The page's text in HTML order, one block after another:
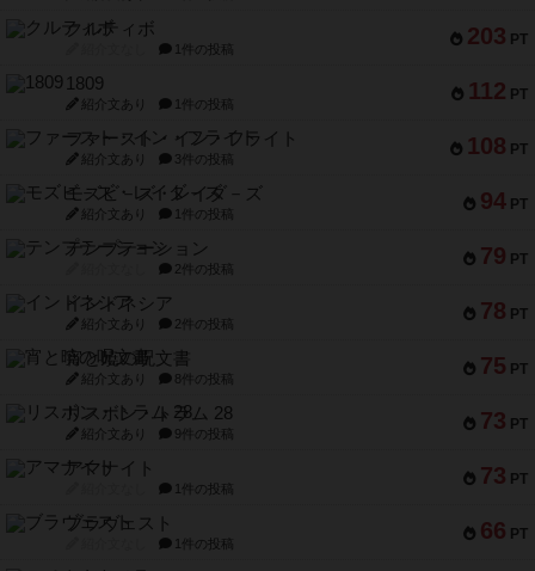
203 PT
クルティボ
1件の投稿
112 PT
1809
紹介文あり 1件の投稿
108 PT
ファースト・イン・フライト
紹介文あり 3件の投稿
94 PT
モズビ－ズ・レイダ－ズ
紹介文あり 1件の投稿
79 PT
テンプテーション
2件の投稿
78 PT
インドネシア
紹介文あり 2件の投稿
75 PT
宵と暁の呪文書
紹介文あり 8件の投稿
73 PT
リスボン・トラム 28
紹介文あり 9件の投稿
73 PT
アマナイト
1件の投稿
66 PT
ブラヴェスト
1件の投稿